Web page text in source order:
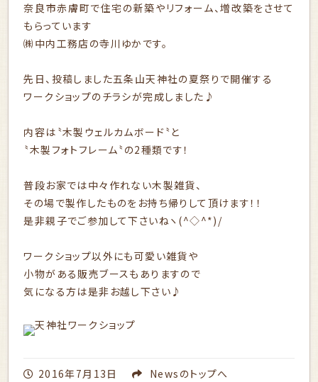
奈良市赤膚町で住宅の新築やリフォーム、増改築をさせて
もらっています
㈱中内工務店の寺川ゆかです。
先日、投稿しました五条山天神社の夏祭りで開催する
ワークショップのチラシが完成しました♪
内容は〝木製ウェルカムボード〝と
〝木製フォトフレーム〝の2種類です！
普段お家では中々作れない木製雑貨、
その場で製作したものをお持ち帰りして頂けます！！
是非親子でご参加して下さいねヽ(^◇^*)/
ワークショップ以外にも可愛い雑貨や
小物がある販売ブースもありますので
気になる方は是非お越し下さい♪
2016年7月13日 News のトップへ